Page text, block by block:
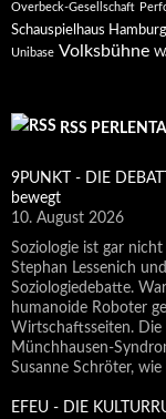
Overbeck-Gesellschaft
Schauspielhaus Hamburg
Unibase Volksbühne
RSS
9PUNKT - DIE
bewegt
10. August 2026
Soziologie ist gar
Stephan Lessenich
Soziologiedebatte.
humanoide Roboter
Wirtschaftsseiten.
Münchhausen-
Susanne Schröter,
EFEU - DIE